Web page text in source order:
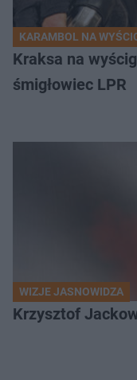
KARAMBOL NA
Kraksa na
śmigłowiec LPR
WIZJE JASNOWIDZA
Krzysztof